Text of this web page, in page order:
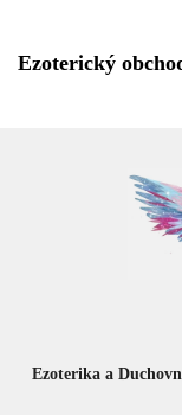
Ezoterický
Ezoterika a